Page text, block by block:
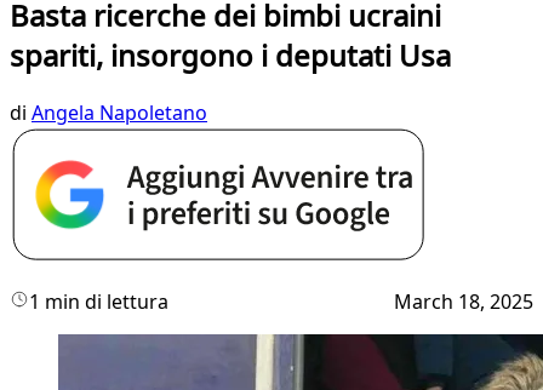
Basta ricerche dei bimbi ucraini
spariti, insorgono i deputati Usa
di Angela Napoletano
1 min di lettura March 18, 2025